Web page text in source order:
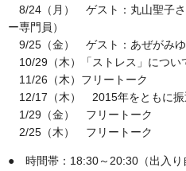
8/24（月） ゲスト：丸山聖子さ
ー専門員）
9/25（金） ゲスト：あぜが
10/29（木）「ストレス」に
11/26（木）フリートーク
12/17（木） 2015年をとも
1/29（金） フリートーク
2/25（木） フリートーク
● 時間帯：18:30～20:30（出入り